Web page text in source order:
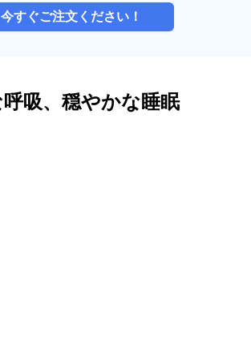
今すぐご注文ください！
吸、穏やかな睡眠